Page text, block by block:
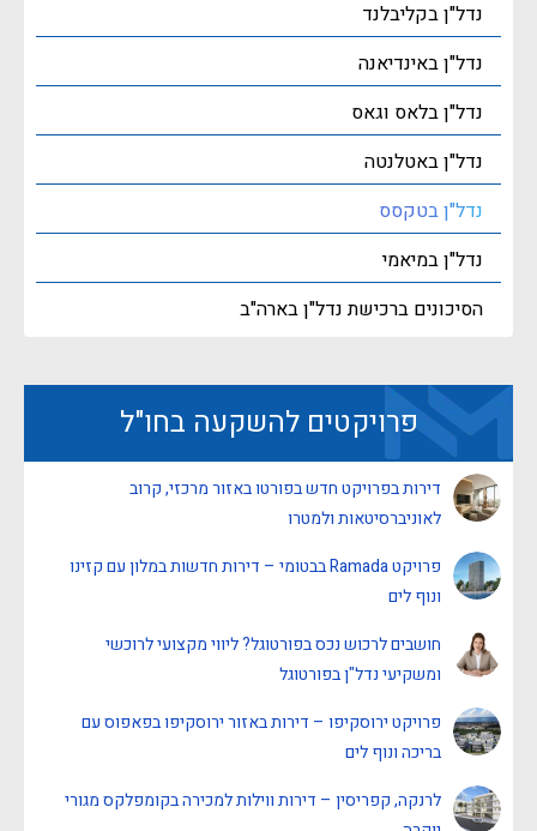
נדל"ן בקליבלנד
נדל"ן באינדיאנה
נדל"ן בלאס וגאס
נדל"ן באטלנטה
נדל"ן בטקסס
נדל"ן במיאמי
הסיכונים ברכישת נדל"ן בארה"ב
פרויקטים להשקעה בחו"ל
דירות בפרויקט חדש בפורטו באזור מרכזי, קרוב
לאוניברסיטאות ולמטרו
פרויקט Ramada בבטומי – דירות חדשות במלון עם קזינו
ונוף לים
חושבים לרכוש נכס בפורטוגל? ליווי מקצועי לרוכשי
ומשקיעי נדל"ן בפורטוגל
פרויקט ירוסקיפו – דירות באזור ירוסקיפו בפאפוס עם
בריכה ונוף לים
לרנקה, קפריסין – דירות ווילות למכירה בקומפלקס מגורי